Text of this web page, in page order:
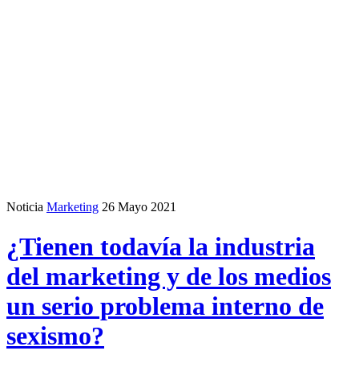
Noticia Marketing 26 Mayo 2021
¿Tienen todavía la industria
del marketing y de los medios
un serio problema interno de
sexismo?